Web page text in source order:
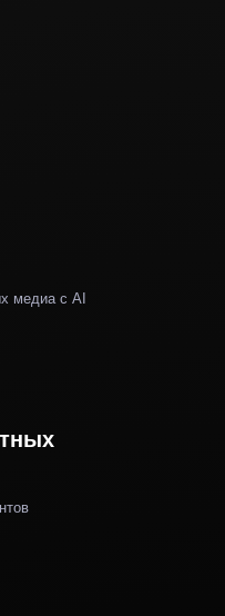
медиа с AI